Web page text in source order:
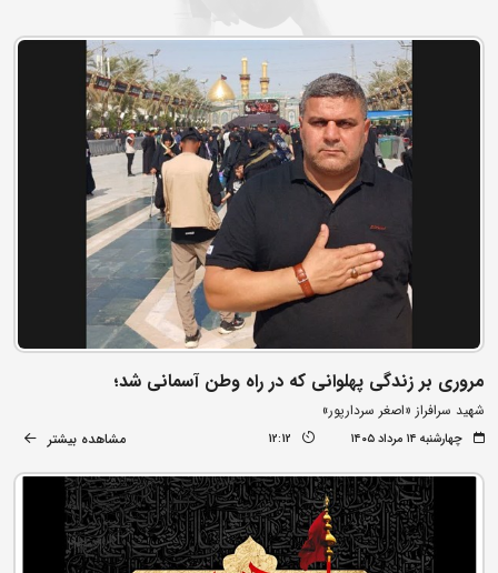
مروری بر زندگی پهلوانی که در راه وطن آسمانی شد؛
شهید سرافراز «اصغر سردارپور»
چهارشنبه ۱۴ مرداد ۱۴۰۵ 12:12 مشاهده بیشتر